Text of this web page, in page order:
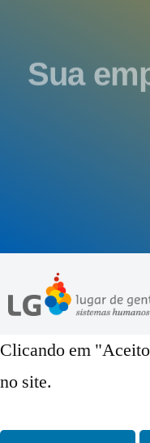
Sua
Clicando em
no site.